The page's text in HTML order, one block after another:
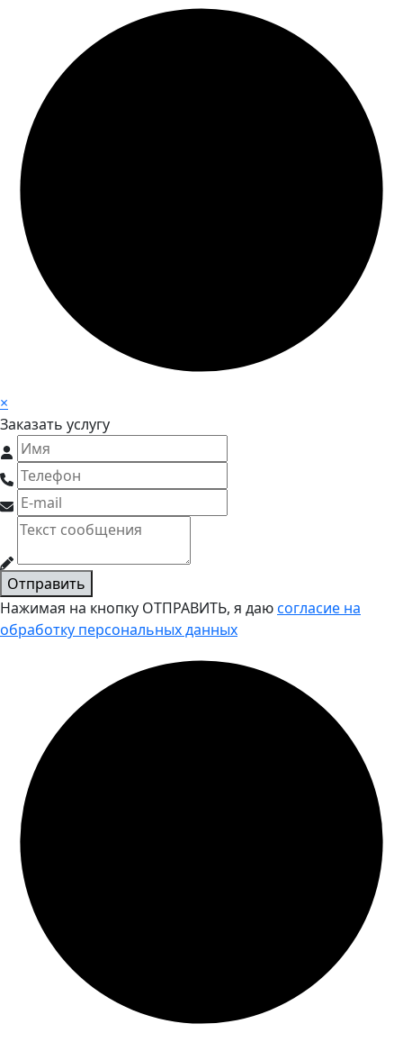
×
Заказать услугу
Отправить
Нажимая на кнопку ОТПРАВИТЬ, я даюсогласие на
обработку персональных данных